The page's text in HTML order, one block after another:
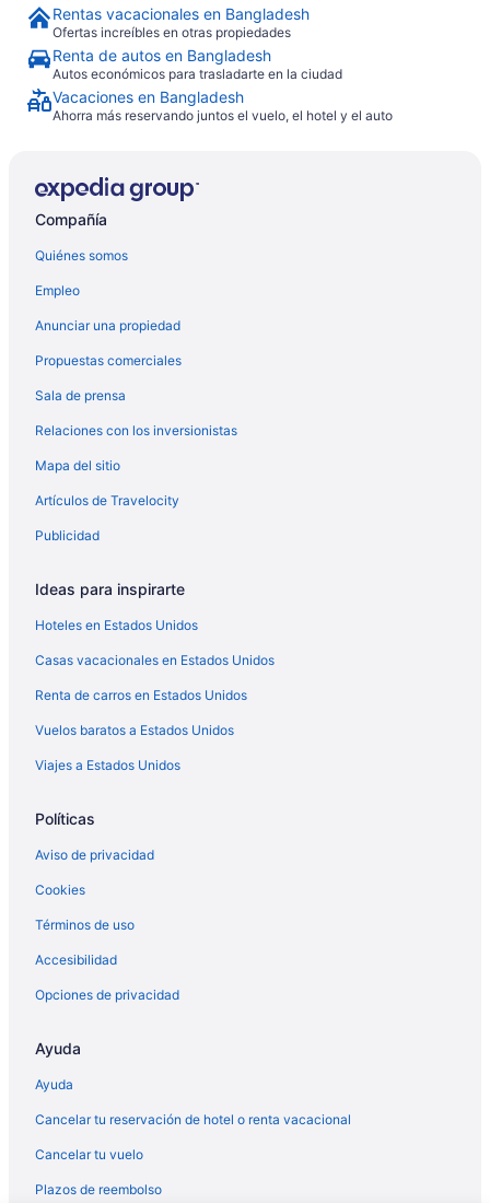
Rentas vacacionales en Bangladesh
Ofertas increíbles en otras propiedades
Renta de autos en Bangladesh
Autos económicos para trasladarte en la ciudad
Vacaciones en Bangladesh
Ahorra más reservando juntos el vuelo, el hotel y el auto
Compañía
Quiénes somos
Empleo
Anunciar una propiedad
Propuestas comerciales
Sala de prensa
Relaciones con los inversionistas
Mapa del sitio
Artículos de Travelocity
Publicidad
Ideas para inspirarte
Hoteles en Estados Unidos
Casas vacacionales en Estados Unidos
Renta de carros en Estados Unidos
Vuelos baratos a Estados Unidos
Viajes a Estados Unidos
Políticas
Aviso de privacidad
Cookies
Términos de uso
Accesibilidad
Opciones de privacidad
Ayuda
Ayuda
Cancelar tu reservación de hotel o renta vacacional
Cancelar tu vuelo
Plazos de reembolso